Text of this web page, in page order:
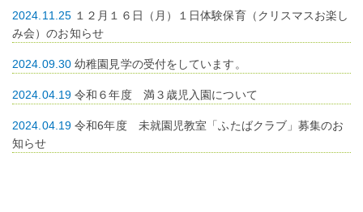
2024.11.25 １２月１６日（月）１日体験保育（クリスマスお楽し
み会）のお知らせ
2024.09.30 幼稚園見学の受付をしています。
2024.04.19 令和６年度 満３歳児入園について
2024.04.19 令和6年度 未就園児教室「ふたばクラブ」募集のお
知らせ